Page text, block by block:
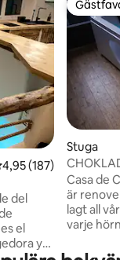
av 5 i
4,95 (187)
del
el
Stuga
Casa de
är
lagt all
varje
alltid har